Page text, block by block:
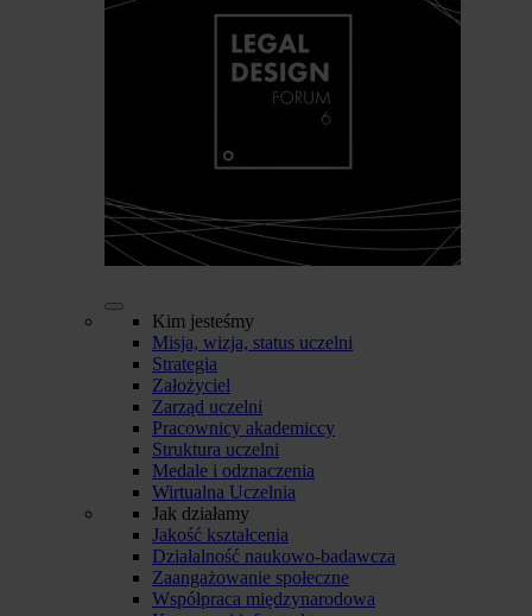
Kim jesteśmy
Misja, wizja, status uczelni
Strategia
Założyciel
Zarząd uczelni
Pracownicy akademiccy
Struktura uczelni
Medale i odznaczenia
Wirtualna Uczelnia
Jak działamy
Jakość kształcenia
Działalność naukowo-badawcza
Zaangażowanie społeczne
Współpraca międzynarodowa